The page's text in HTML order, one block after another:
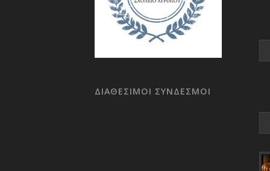
ΔΙΑΘΕΣΙΜΟΙ ΣΥΝΔΕΣΜΟΙ